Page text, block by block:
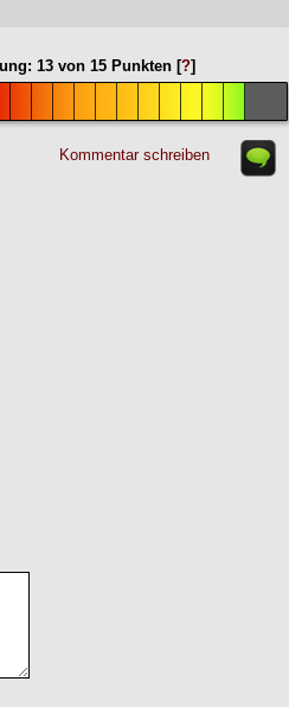
13 von 15 Punkten [?]
Kommentar schreiben